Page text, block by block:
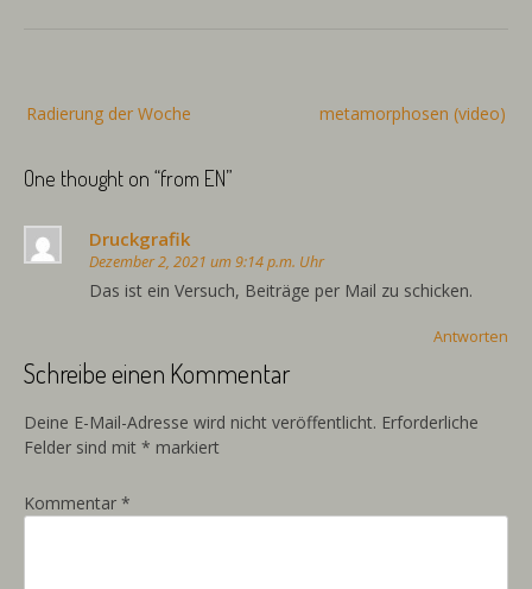
metamorphosen (video)
Radierung der Woche
One thought on “from EN”
Druckgrafik
Dezember 2, 2021 um 9:14 p.m. Uhr
Das ist ein Versuch, Beiträge per Mail zu schicken.
Antworten
Schreibe einen Kommentar
Deine E-Mail-Adresse wird nicht veröffentlicht. Erforderliche
Felder sind mit * markiert
Kommentar *